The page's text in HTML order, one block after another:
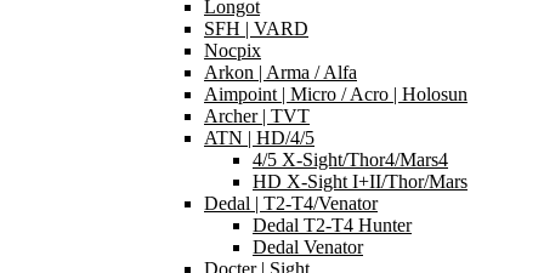
Longot
SFH | VARD
Nocpix
Arkon | Arma / Alfa
Aimpoint | Micro / Acro | Holosun
Archer | TVT
ATN | HD/4/5
4/5 X-Sight/Thor4/Mars4
HD X-Sight I+II/Thor/Mars
Dedal | T2-T4/Venator
Dedal T2-T4 Hunter
Dedal Venator
Docter | Sight